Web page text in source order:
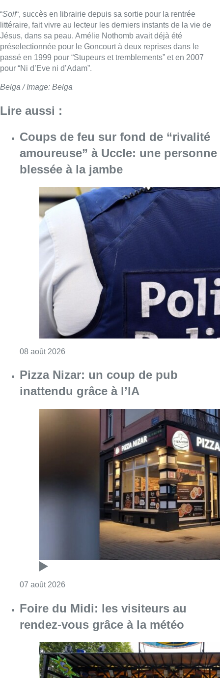
“Soif“, succès en librairie depuis sa sortie pour la rentrée
littéraire, fait vivre au lecteur les derniers instants de la vie de
Jésus, dans sa peau. Amélie Nothomb avait déjà été
préselectionnée pour le Goncourt à deux reprises dans le
passé en 1999 pour “Stupeurs et tremblements” et en 2007
pour “Ni d’Eve ni d’Adam”.
Belga / Image: Belga
Lire aussi :
Coups de feu sur fond de “rivalité
amoureuse” à Uccle: une personne
blessée à la jambe
08 août 2026
Pizza Nizar: un coup de pub
inattendu grâce à l’IA
07 août 2026
Foire du Midi: les visiteurs au
rendez-vous grâce à la météo